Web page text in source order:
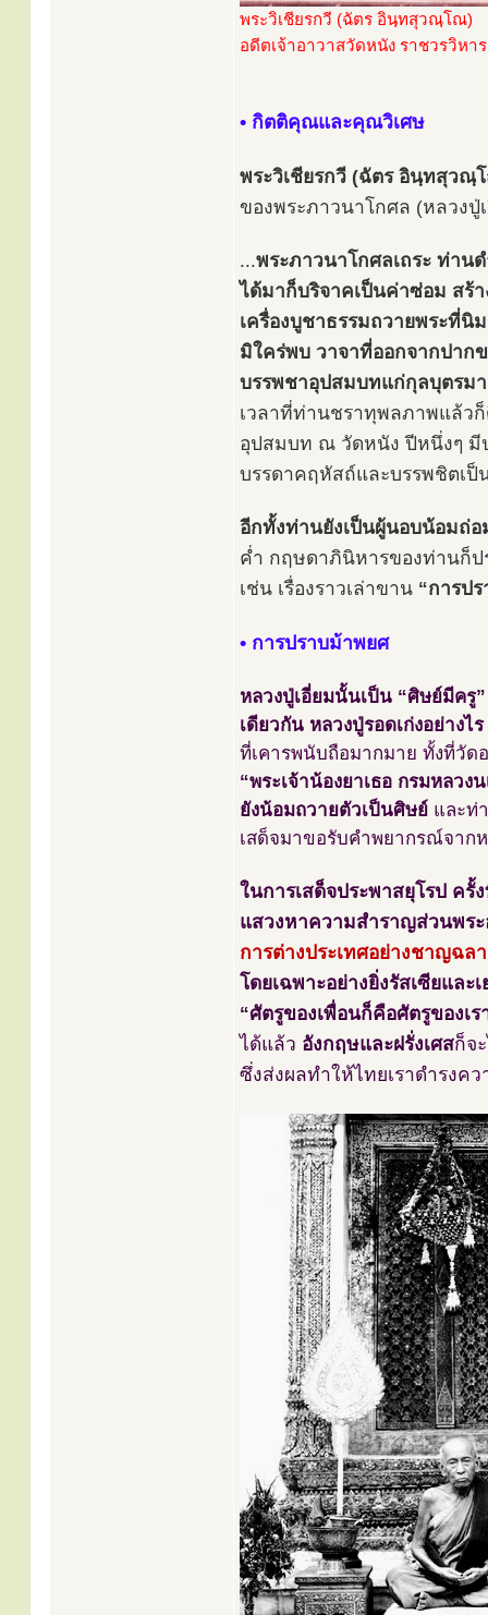
พระวิเชียรกวี (ฉัตร อินฺทสุวณฺโณ)
อดีตเจ้าอาวาสวัดหนัง ราชวรวิหา
• กิตติคุณและคุณวิเศษ
พระวิเชียรกวี (ฉัตร อินฺทสุวณฺ
ของพระภาวนาโกศล (หลวง
...พระภาวนาโกศลเถระ ท่า
ได้มาก็บริจาคเป็นค่าซ่อม สร้
เครื่องบูชาธรรมถวายพระที่
มิใคร่พบ วาจาที่ออกจากปาก
บรรพชาอุปสมบทแก่กุลบุตรม
เวลาที่ท่านชราทุพลภาพแล้ว
อุปสมบท ณ วัดหนัง ปีหนึ่งๆ มี
บรรดาคฤหัสถ์และบรรพชิตเป็
อีกทั้งท่านยังเป็นผู้นอบน้อมถ่
ค่ำ กฤษดาภินิหารของท่านก็ป
เช่น เรื่องราวเล่าขาน “การป
• การปราบม้าพยศ
หลวงปู่เอี่ยมนั้นเป็น “ศิษย์มีครู
เดียวกัน หลวงปู่รอดเก่งอย่างไ
ที่เคารพนับถือมากมาย ทั้งที่วัด
“พระเจ้าน้องยาเธอ กรมหลวง
ยังน้อมถวายตัวเป็นศิษย์ และท่
เสด็จมาขอรับคำพยากรณ์จากห
ในการเสด็จประพาสยุโรป ค
แสวงหาความสำราญส่วนพระ
การต่างประเทศอย่างชาญฉล
โดยเฉพาะอย่างยิ่งรัสเซียแล
“ศัตรูของเพื่อนก็คือศัตรูของเร
ได้แล้ว อังกฤษและฝรั่งเศสก็จ
ซึ่งส่งผลทำให้ไทยเราดำรงค